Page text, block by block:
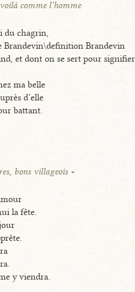
comme l’homme
du chagrin,
Brandevin\definition Brandevin
et dont on se sert pour
ma belle
d’elle
battant.
bons villageois
la fête.
y viendra.